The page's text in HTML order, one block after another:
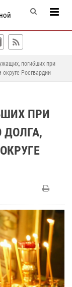
погибших при
Росгвардии
ПРИ